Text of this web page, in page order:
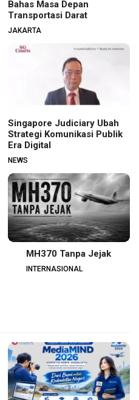
Bahas Masa Depan
Transportasi Darat
JAKARTA
Singapore Judiciary Ubah
Strategi Komunikasi Publik
Era Digital
NEWS
MH370 Tanpa Jejak
INTERNASIONAL